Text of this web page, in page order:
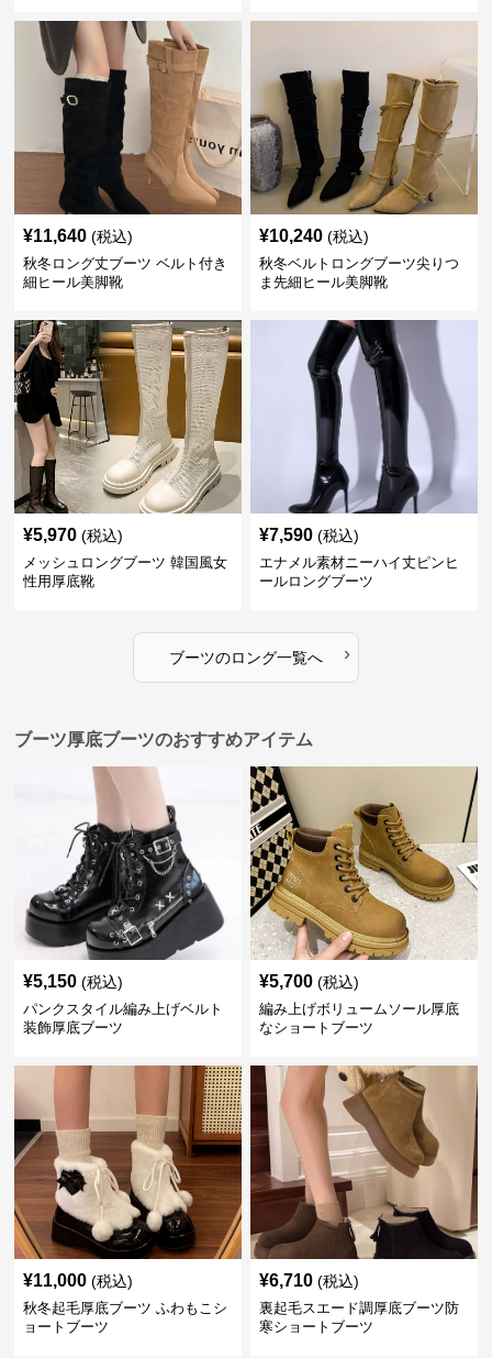
¥11,640 (税込)
秋冬ロング丈ブーツ ベルト付き
細ヒール美脚靴
¥10,240 (税込)
秋冬ベルトロングブーツ尖りつ
ま先細ヒール美脚靴
¥5,970 (税込)
メッシュロングブーツ 韓国風女
性用厚底靴
¥7,590 (税込)
エナメル素材ニーハイ丈ピンヒ
ールロングブーツ
ブーツのロング一覧へ ›
ブーツ厚底ブーツのおすすめアイテム
¥5,150 (税込)
パンクスタイル編み上げベルト
装飾厚底ブーツ
¥5,700 (税込)
編み上げボリュームソール厚底
なショートブーツ
¥11,000 (税込)
秋冬起毛厚底ブーツ ふわもこシ
ョートブーツ
¥6,710 (税込)
裏起毛スエード調厚底ブーツ防
寒ショートブーツ